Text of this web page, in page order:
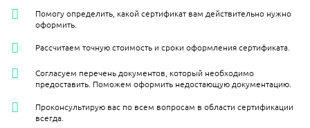
Помогу определить, какой сертификат вам действительно нужно
оформить.
Рассчитаем точную стоимость и сроки оформления сертификата.
Согласуем перечень документов, который необходимо
предоставить. Поможем оформить недостающую документацию.
Проконсультирую вас по всем вопросам в области сертификации
всегда.